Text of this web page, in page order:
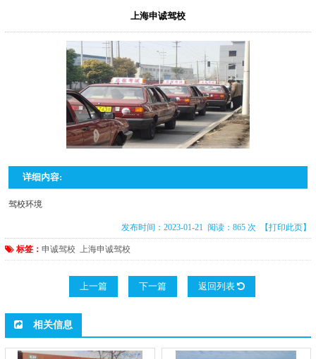
上海申诚驾校
详细内容:
驾校环境
发布时间：2023-01-21 阅读：865 次 【打印此页】
标签： 申诚驾校 上海申诚驾校
上一篇 下一篇 返回列表
相关信息